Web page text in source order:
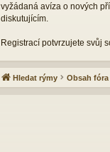
vyžádaná avíza o nových
diskutujícím.
Registrací potvrzujete svůj
Hledat rýmy Obsah fóra